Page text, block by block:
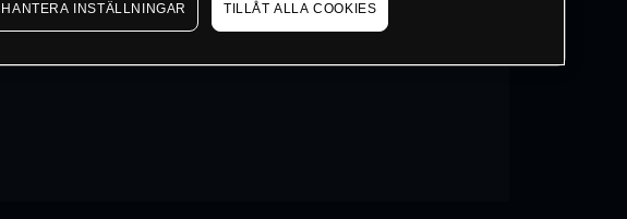
HANTERA INSTÄLLNINGAR TILLÅT ALLA COOKIES